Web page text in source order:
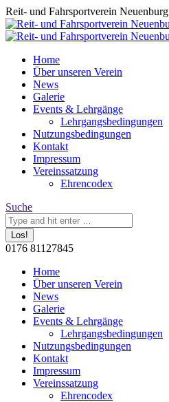
Zum
Inhalt
springen
Reit- und Fahrsportverein Neuenburg
Home
Über unseren Verein
News
Galerie
Events & Lehrgänge
Lehrgangsbedingungen
Nutzungsbedingungen
Kontakt
Impressum
Vereinssatzung
Ehrencodex
Search:
Suche
0176 81127845
page
opens
new
window
Home
Über unseren Verein
News
Galerie
Events & Lehrgänge
Lehrgangsbedingungen
Nutzungsbedingungen
Kontakt
Impressum
Vereinssatzung
Ehrencodex